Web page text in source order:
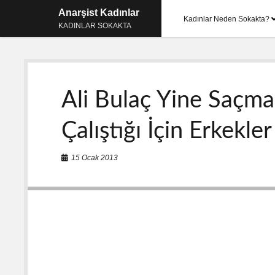
Anarşist Kadınlar
KADINLAR SOKAKTA
Kadınlar Neden Sokakta?
Ali Bulaç Yine
Çalıştığı İçin
15 Ocak 2013